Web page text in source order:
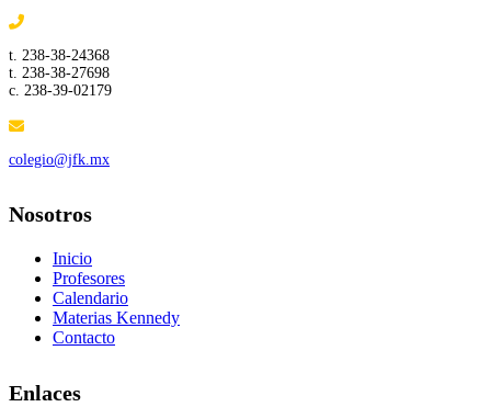
t. 238-38-24368
t. 238-38-27698
c. 238-39-02179
colegio@jfk.mx
Nosotros
Inicio
Profesores
Calendario
Materias Kennedy
Contacto
Enlaces